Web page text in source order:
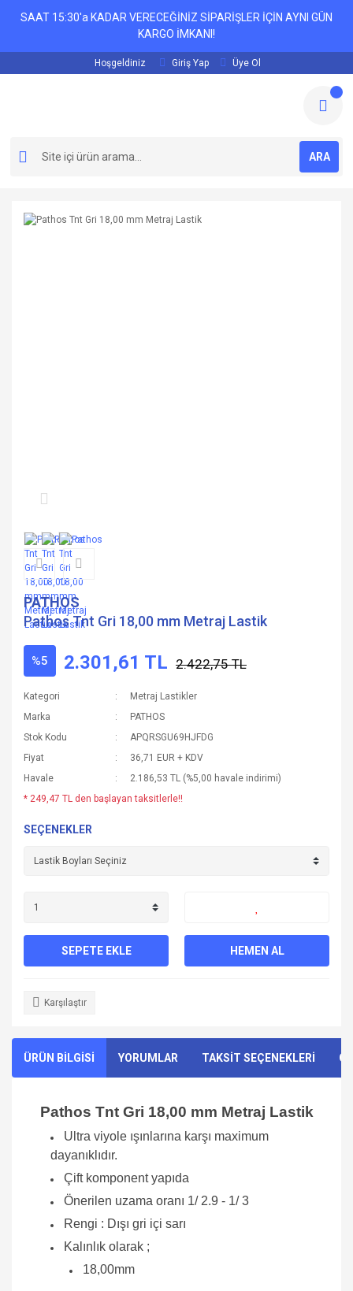
SAAT 15:30'a KADAR VERECEĞİNİZ SİPARİŞLER İÇİN AYNI GÜN
KARGO İMKANI!
Hoşgeldiniz Giriş Yap Üye Ol
ARA
PATHOS
Pathos Tnt Gri 18,00 mm Metraj Lastik
%5 2.301,61 TL 2.422,75 TL
Kategori
Metraj Lastikler
Marka
PATHOS
Stok Kodu
APQRSGU69HJFDG
Fiyat
36,71 EUR + KDV
Havale
2.186,53 TL (%5,00 havale indirimi)
* 249,47 TL den başlayan taksitlerle!!
SEÇENEKLER
SEPETE EKLE HEMEN AL
Karşılaştır
ÜRÜN BİLGİSİ YORUMLAR TAKSİT SEÇENEKLERİ
Pathos Tnt Gri 18,00 mm Metraj Lastik
Ultra viyole ışınlarına karşı maximum
dayanıklıdır.
Çift komponent yapıda
Önerilen uzama oranı 1/ 2.9 - 1/ 3
Rengi : Dışı gri içi sarı
Kalınlık olarak ;
18,00mm